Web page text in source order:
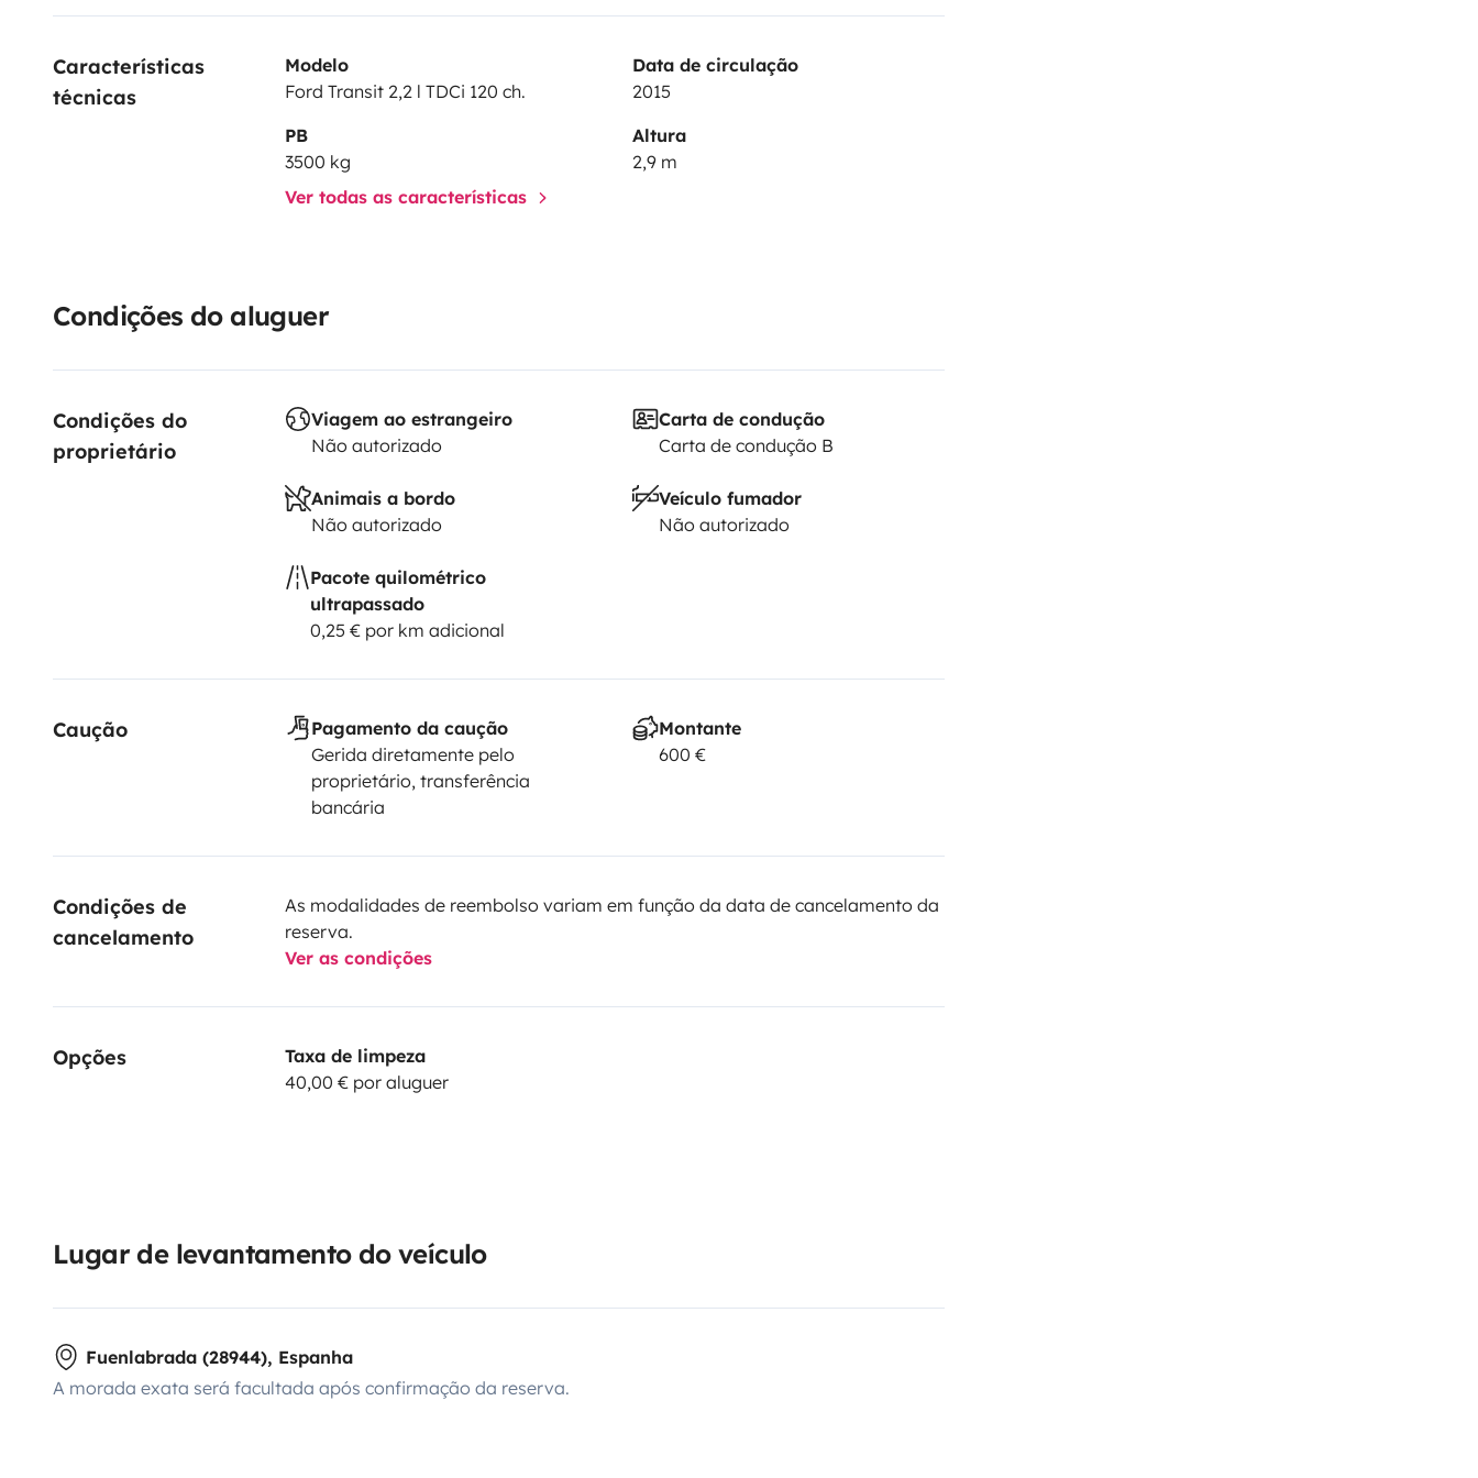
Características
técnicas
Modelo
Ford Transit 2,2 l TDCi 120 ch.
Data de circulação
2015
PB
3500 kg
Altura
2,9 m
Ver todas as características
Condições do aluguer
Condições do
proprietário
Viagem ao estrangeiro
Não autorizado
Carta de condução
Carta de condução B
Animais a bordo
Não autorizado
Veículo fumador
Não autorizado
Pacote quilométrico
ultrapassado
0,25 € por km adicional
Caução
Pagamento da caução
Gerida diretamente pelo
proprietário, transferência
bancária
Montante
600 €
Condições de
cancelamento
As modalidades de reembolso variam em função da data de cancelamento da
reserva.
Ver as condições
Opções
Taxa de limpeza
40,00 € por aluguer
Lugar de levantamento do veículo
Fuenlabrada (28944), Espanha
A morada exata será facultada após confirmação da reserva.